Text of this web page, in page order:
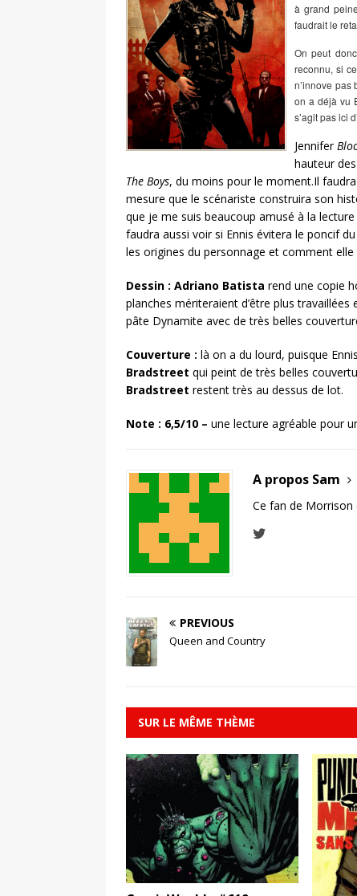
à grand
faudrait le
On peut
reconnu, si
n’innove pas
on a déjà vu
s’agit pas ici
Jennifer
hauteur
The Boys, du moins pour le moment.Il
mesure que le scénariste construira son
que je me suis beaucoup amusé à la
faudra aussi voir si Ennis évitera le poncif du
les origines du personnage et comment
Dessin : Adriano Batista rend une copie
planches mériteraient d’être plus
pâte Dynamite avec de très belles
Couverture : là on a du lourd, puisque
Bradstreet qui peint de très belles
Bradstreet restent très au dessus de lot.
Note : 6,5/10 – une lecture agréable pour
A propos Sam
Ce fan de Morrison
PREVIOUS
Queen and Country
SUR LE MÊME THÈME